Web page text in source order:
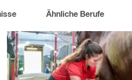
Ähnliche Berufe